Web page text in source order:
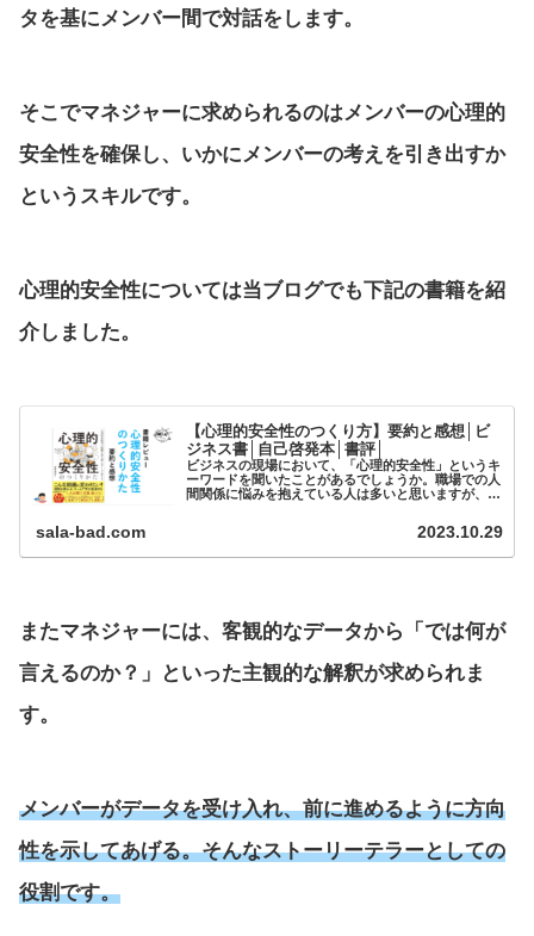
タを基にメンバー間で対話をします。
そこでマネジャーに求められるのはメンバーの心理的
安全性を確保し、いかにメンバーの考えを引き出すか
というスキルです。
心理的安全性については当ブログでも下記の書籍を紹
介しました。
【心理的安全性のつくり方】要約と感想│ビ
ジネス書│自己啓発本│書評│
ビジネスの現場において、「心理的安全性」というキ
ーワードを聞いたことがあるでしょうか。職場での人
間関係に悩みを抱えている人は多いと思いますが、こ
sala-bad.com 2023.10.29
またマネジャーには、客観的なデータから「では何が
言えるのか？」といった主観的な解釈が求められま
す。
メンバーがデータを受け入れ、前に進めるように方向
性を示してあげる。そんなストーリーテラーとしての
役割です。